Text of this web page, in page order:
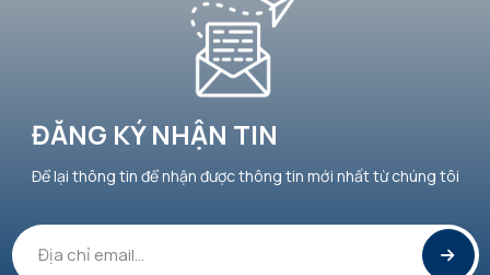
ĐĂNG KÝ NHẬN TIN
Để lại thông tin để nhận được thông tin mới nhất từ chúng tôi